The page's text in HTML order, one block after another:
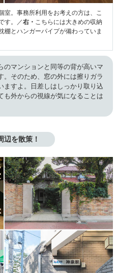
室。事務所利用をお考えの方は、こ
す。／右・ こちらには大きめの収納
棚とハンガーパイプが備わっていま
のマンションと同等の背が高いマ
。そのため、窓の外には擦りガラ
ますよ。日差しはしっかり取り込
も外からの視線が気になることは
辺を散策！